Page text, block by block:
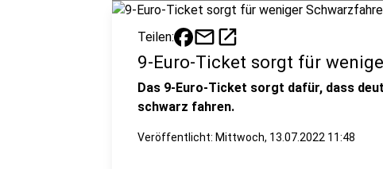
Teilen: mailopen_in_new
9-Euro-Ticket sorgt für
Das 9-Euro-Ticket sorgt dafür, dass
schwarz fahren.
Veröffentlicht: Mittwoch, 13.07.2022 11:48